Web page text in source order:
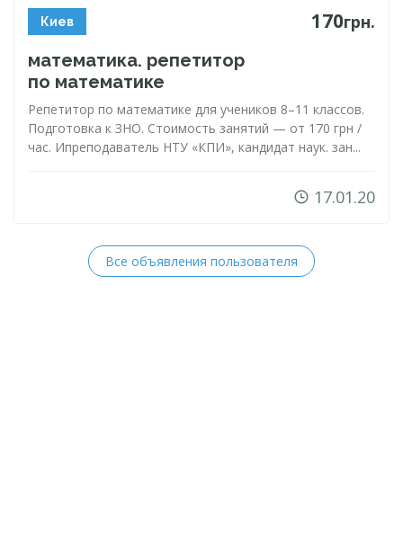
Киев 170грн.
математика. репетитор
по математике
Репетитор по математике для учеников 8–11 классов.
Подготовка к ЗНО. Стоимость занятий — от 170 грн /
час. Ипреподаватель НТУ «КПИ», кандидат наук. зан...
17.01.20
Все объявления пользователя